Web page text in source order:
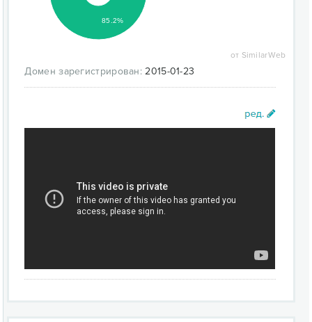
85.2%
от SimilarWeb
Домен зарегистрирован: 2015-01-23